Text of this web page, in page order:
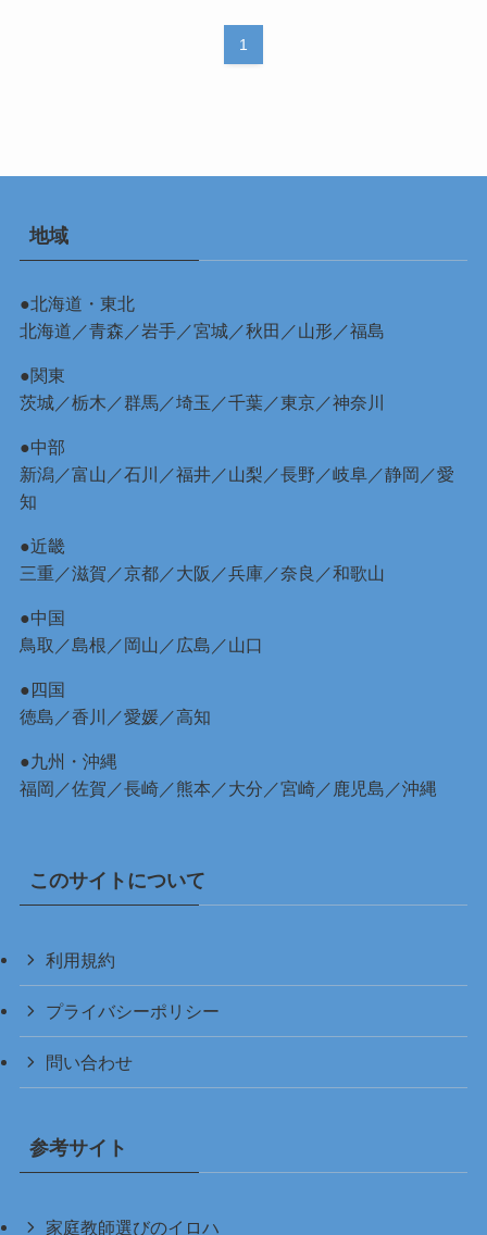
1
地域
●北海道・東北
北海道 ／青森 ／岩手／宮城／秋田 ／山形 ／福島
●関東
茨城／栃木 ／群馬／埼玉 ／千葉／東京／神奈川
●中部
新潟 ／富山 ／石川 ／福井／山梨 ／長野 ／岐阜／静岡 ／愛
知
●近畿
三重 ／滋賀 ／京都／大阪 ／兵庫／奈良 ／和歌山
●中国
鳥取 ／島根 ／岡山 ／ 広島 ／山口
●四国
徳島 ／香川 ／愛媛／高知
●九州・沖縄
福岡 ／佐賀 ／長崎／熊本 ／大分 ／宮崎／ 鹿児島 ／沖縄
このサイトについて
利用規約
プライバシーポリシー
問い合わせ
参考サイト
家庭教師選びのイロハ